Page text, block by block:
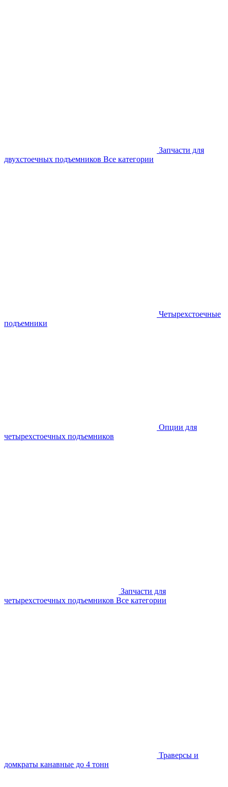
Запчасти для
двухстоечных подъемников Все категории
Четырехстоечные
подъемники
Опции для
четырехстоечных подъемников
Запчасти для
четырехстоечных подъемников Все категории
Траверсы и
домкраты канавные до 4 тонн